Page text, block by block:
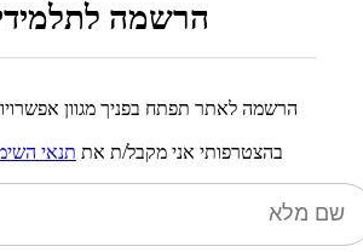
הרשמה
הרשמה לאתר תפתח בפניך מגוון
בהצטרפותי אני מקבל/ת את תנאי